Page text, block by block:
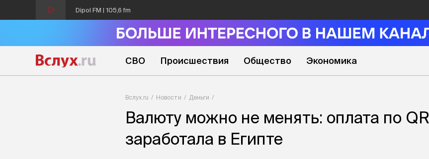
Dipol FM | 105,6 fm
СВО Происшествия Общество Экономика
Вслух.ru Новости Деньги
Валюту можно не менять: оплата по QR
заработала в Египте